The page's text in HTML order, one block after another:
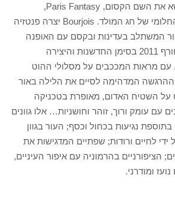
מראה איפור חדש הנושא את השם הקסום, Paris Fantasy,
בהשראת עולם הציור החלומי של חג המולד. Bourjois יצרה פנטזיה
המשתלב בעדינות ובקסם עם האופנה
העילית, וממקמת את חורף 2011 בסימן החדשנות והיצירה
האופייניים ל- Bourjois, עם מראות המככבים על מסלולי ההוט
המדהימה לסיים את הלילה באור
על השטיח האדום, מאופרת בטכניקה
עם עומק ורוך, זוהר וחושניות… אלו גוונים
נגיעות בכחול וכסף; העור בגוון
ידי לחיים ורודות; שפתיים המדגישות את
הציפורניים בהרמוניה עם איפור העיניים,
ומודרני.